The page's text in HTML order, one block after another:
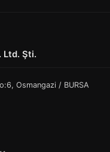
Ltd. Şti.
Osmangazi / BURSA